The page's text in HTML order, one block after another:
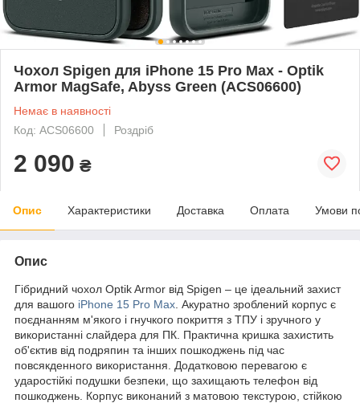
Чохол Spigen для iPhone 15 Pro Max - Optik
Armor MagSafe, Abyss Green (ACS06600)
Немає в наявності
Код: ACS06600
Роздріб
2 090 ₴
Опис Характеристики Доставка Оплата Умови
Опис
Гібридний чохол Optik Armor від Spigen – це ідеальний захист
для вашого iPhone 15 Pro Max . Акуратно зроблений корпус є
поєднанням м'якого і гнучкого покриття з ТПУ і зручного у
використанні слайдера для ПК. Практична кришка захистить
об'єктив від подряпин та інших пошкоджень під час
повсякденного використання. Додатковою перевагою є
ударостійкі подушки безпеки, що захищають телефон від
пошкоджень. Корпус виконаний з матовою текстурою, стійкою